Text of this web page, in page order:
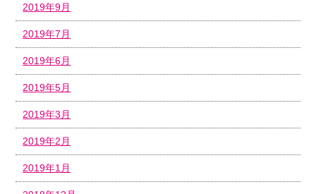
2019年9月
2019年7月
2019年6月
2019年5月
2019年3月
2019年2月
2019年1月